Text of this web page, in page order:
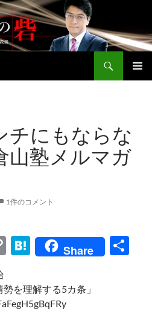
チにもならな
山塾メルマガ
1件のコメント
C
p
y
H
e
n
Share
を理解する5カ条」